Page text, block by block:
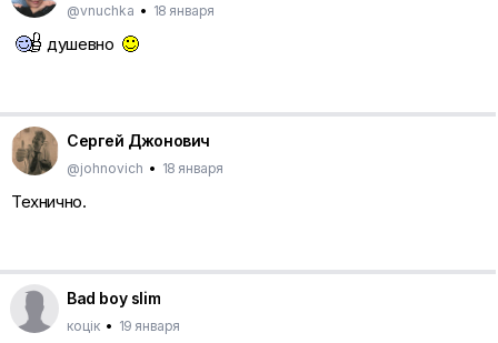
@vnuchka • 18 января
душевно
Сергей Джонович
@johnovich • 18 января
Технично.
Bad boy slim
коцiк • 19 января